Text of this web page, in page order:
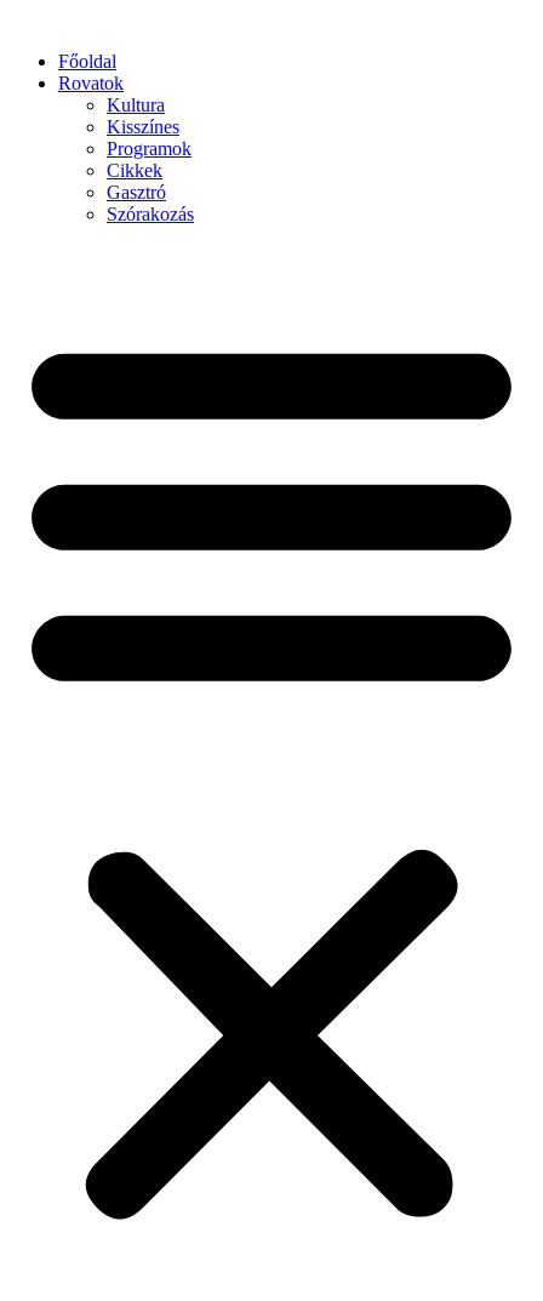
Főoldal
Rovatok
Kultura
Kisszínes
Programok
Cikkek
Gasztró
Szórakozás